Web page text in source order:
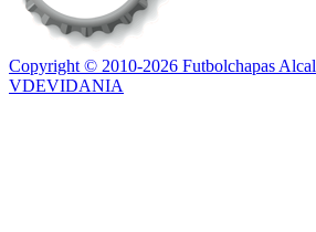
Copyright © 2010-2026 Futbolchapas
VDEVIDANIA